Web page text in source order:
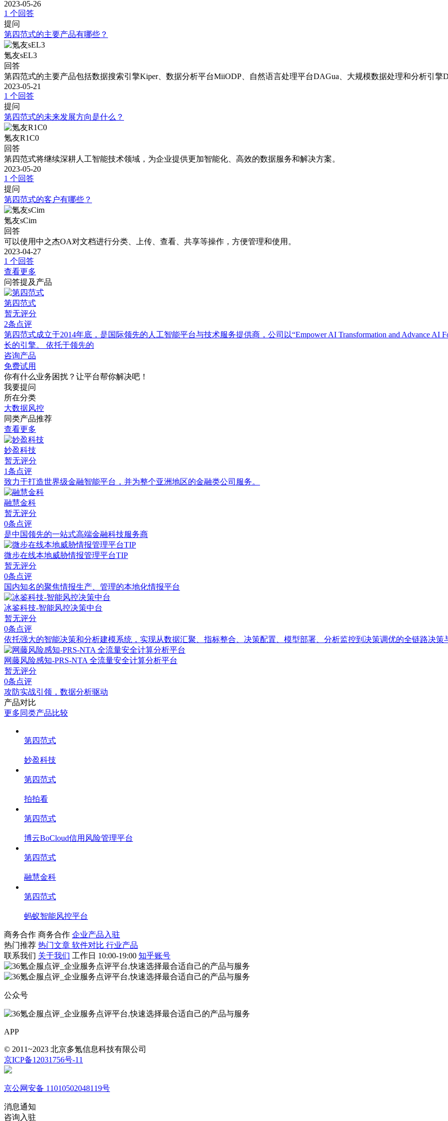
2023-05-26
1 个回答
提问
第四范式的主要产品有哪些？
氪友sEL3
回答
第四范式的主要产品包括数据搜索引擎Kiper、数据分析平台MiiODP、自然语言处理平台DAGua、大规模数据处理和分析引擎
2023-05-21
1 个回答
提问
第四范式的未来发展方向是什么？
氪友R1C0
回答
第四范式将继续深耕人工智能技术领域，为企业提供更加智能化、高效的数据服务和解决方案。
2023-05-20
1 个回答
提问
第四范式的客户有哪些？
氪友sCim
回答
可以使用中之杰OA对文档进行分类、上传、查看、共享等操作，方便管理和使用。
2023-04-27
1 个回答
查看更多
问答提及产品
第四范式
暂无评分
2条点评
第四范式成立于2014年底，是国际领先的人工智能平台与技术服务提供商，公司以“Empower AI Transformation and Advance
长的引擎。 依托于领先的
咨询产品
免费试用
你有什么业务困扰？让平台帮你解决吧！
我要提问
所在分类
大数据风控
同类产品推荐
查看更多
妙盈科技
暂无评分
1条点评
致力于打造世界级金融智能平台，并为整个亚洲地区的金融类公司服务。
融慧金科
暂无评分
0条点评
是中国领先的一站式高端金融科技服务商
微步在线本地威胁情报管理平台TIP
暂无评分
0条点评
国内知名的聚焦情报生产、管理的本地化情报平台
冰鉴科技-智能风控决策中台
暂无评分
0条点评
依托强大的智能决策和分析建模系统，实现从数据汇聚、指标整合、决策配置、模型部署、分析监控到决策调优的全链路决策
网藤风险感知-PRS-NTA 全流量安全计算分析平台
暂无评分
0条点评
攻防实战引领，数据分析驱动
产品对比
更多同类产品比较
第四范式
妙盈科技
第四范式
拍拍看
第四范式
博云BoCloud信用风险管理平台
第四范式
融慧金科
第四范式
蚂蚁智能风控平台
商务合作 商务合作 企业产品入驻
热门推荐 热门文章 软件对比 行业产品
联系我们 关于我们 工作日 10:00-19:00 知乎账号
公众号
APP
© 2011~2023 北京多氪信息科技有限公司
京ICP备12031756号-11
京公网安备 11010502048119号
消息通知
咨询入驻